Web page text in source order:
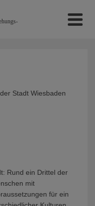
Stadt Wiesbaden
Rund ein Drittel der
mit
für ein